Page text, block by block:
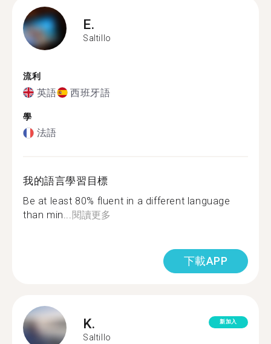
E.
Saltillo
流利
英語 西班牙語
學
法語
我的語言學習目標
Be at least 80% fluent in a different language
than min...閱讀更多
下載APP
K.
Saltillo
新加入